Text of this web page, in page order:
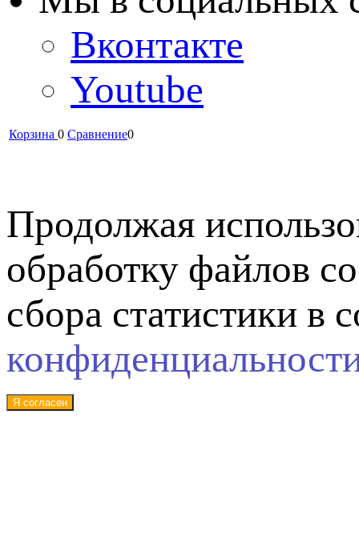
Вконтакте
Youtube
Корзина 0 Сравнение0
Продолжая
обработку файлов
сбора статистики в
Я согласен